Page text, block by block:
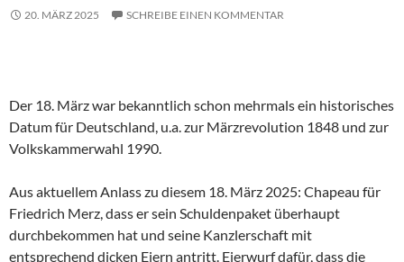
20. MÄRZ 2025 SCHREIBE EINEN KOMMENTAR
Der 18. März war bekanntlich schon mehrmals ein historisches
Datum für Deutschland, u.a. zur Märzrevolution 1848 und zur
Volkskammerwahl 1990.
Aus aktuellem Anlass zu diesem 18. März 2025: Chapeau für
Friedrich Merz, dass er sein Schuldenpaket überhaupt
durchbekommen hat und seine Kanzlerschaft mit
entsprechend dicken Eiern antritt. Eierwurf dafür, dass die